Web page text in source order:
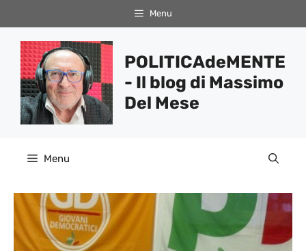
al
contenuto
Menu
POLITICAdeMENTE
- Il blog di Massimo
Del Mese
Menu